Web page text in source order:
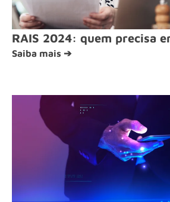
RAIS 2024: quem precisa
Saiba mais ➔